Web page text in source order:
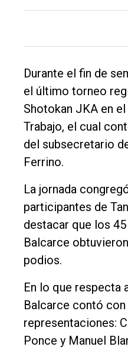
Cultura
Deportes
Fúnebres
Edición
Empresa
Nosotros
Contacto
Durante el fin de
el último torneo
Shotokan JKA en
Trabajo, el cual
del subsecretario
Ferrino.
La jornada
participantes de
destacar que los
Balcarce
podios.
En lo que respecta
Balcarce contó con
representaciones:
Ponce y Manuel